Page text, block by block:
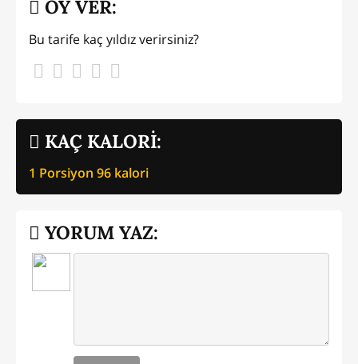
KAÇ KALORİ:
1 Porsiyon 96 kalori
OY VER:
Bu tarife kaç yıldız verirsiniz?
YORUM YAZ: